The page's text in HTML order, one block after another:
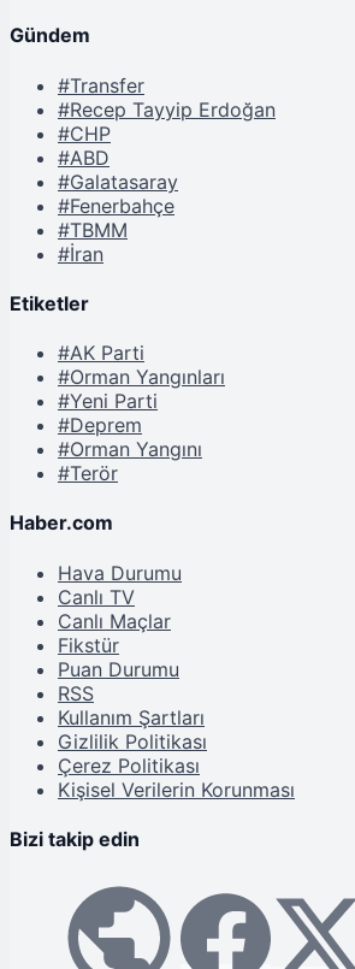
Gündem
#Transfer
#Recep Tayyip Erdoğan
#CHP
#ABD
#Galatasaray
#Fenerbahçe
#TBMM
#İran
Etiketler
#AK Parti
#Orman Yangınları
#Yeni Parti
#Deprem
#Orman Yangını
#Terör
Haber.com
Hava Durumu
Canlı TV
Canlı Maçlar
Fikstür
Puan Durumu
RSS
Kullanım Şartları
Gizlilik Politikası
Çerez Politikası
Kişisel Verilerin Korunması
Bizi takip edin